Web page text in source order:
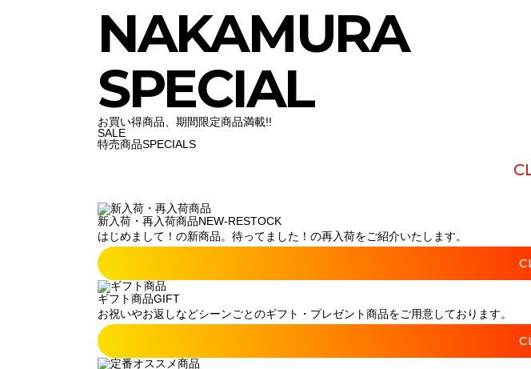
NAKAMURA
SPECIAL
お買い得商品、期間限定商品満載!!
SALE
特売商品SPECIALS
新入荷・再入荷商品NEW-RESTOCK
はじめまして！の新商品。待ってました！の再入荷をご紹介いたします。
ギフト商品GIFT
お祝いやお返しなどシーンごとのギフト・プレゼント商品をご用意しております。